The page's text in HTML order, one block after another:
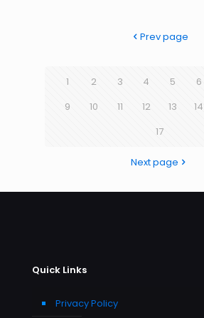
Prev page
1 2 3 4 5 6
9
10 11 12 13 14
17
Next page
Quick Links
Privacy Policy